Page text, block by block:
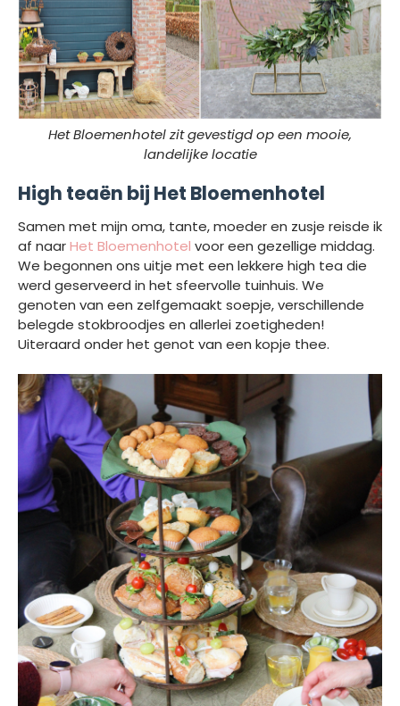
Het Bloemenhotel zit gevestigd op een mooie,
landelijke locatie
High teaën bij Het Bloemenhotel
Samen met mijn oma, tante, moeder en zusje reisde ik
af naarHet Bloemenhotel voor een gezellige middag.
We begonnen ons uitje met een lekkere high tea die
werd geserveerd in het sfeervolle tuinhuis. We
genoten van een zelfgemaakt soepje, verschillende
belegde stokbroodjes en allerlei zoetigheden!
Uiteraard onder het genot van een kopje thee.